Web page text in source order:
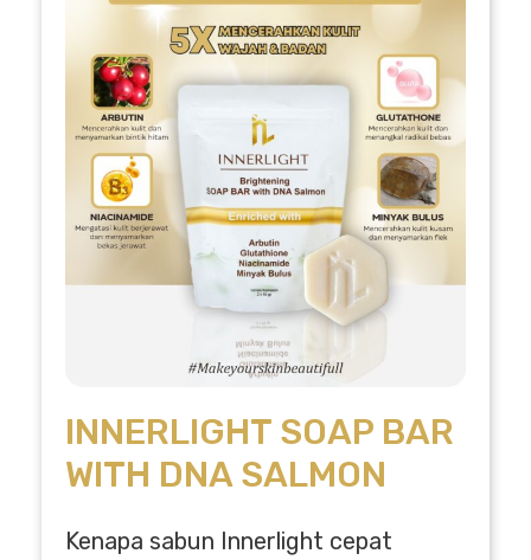
INNERLIGHT SOAP BAR
WITH DNA SALMON
Kenapa sabun Innerlight cepat